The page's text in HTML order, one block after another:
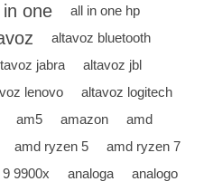
in one
all in one hp
altavoz bluetooth
jabra
altavoz jbl
lenovo
altavoz logitech
am5 amazon
amd
amd ryzen 5
amd ryzen 7
9900x analoga
analogo